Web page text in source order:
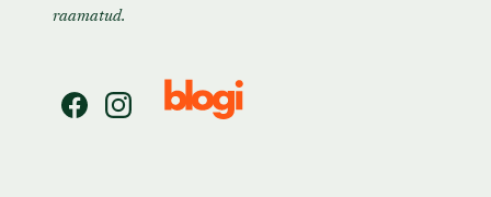
raamatud.